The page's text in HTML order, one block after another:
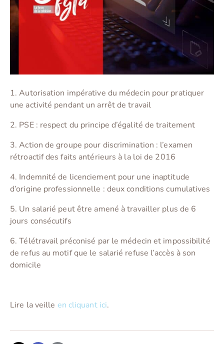
1. Autorisation impérative du médecin pour pratiquer
une activité pendant un arrêt de travail
2. PSE : respect du principe d’égalité de traitement
3. Action de groupe pour discrimination : l’examen
rétroactif des faits antérieurs à la loi de 2016
4. Indemnité de licenciement pour une inaptitude
d’origine professionnelle : deux conditions cumulatives
5. Un salarié peut être amené à travailler plus de 6
jours consécutifs
6. Télétravail préconisé par le médecin et impossibilité
de refus au motif que le salarié refuse l’accès à son
domicile
Lire la veille en cliquant ici.